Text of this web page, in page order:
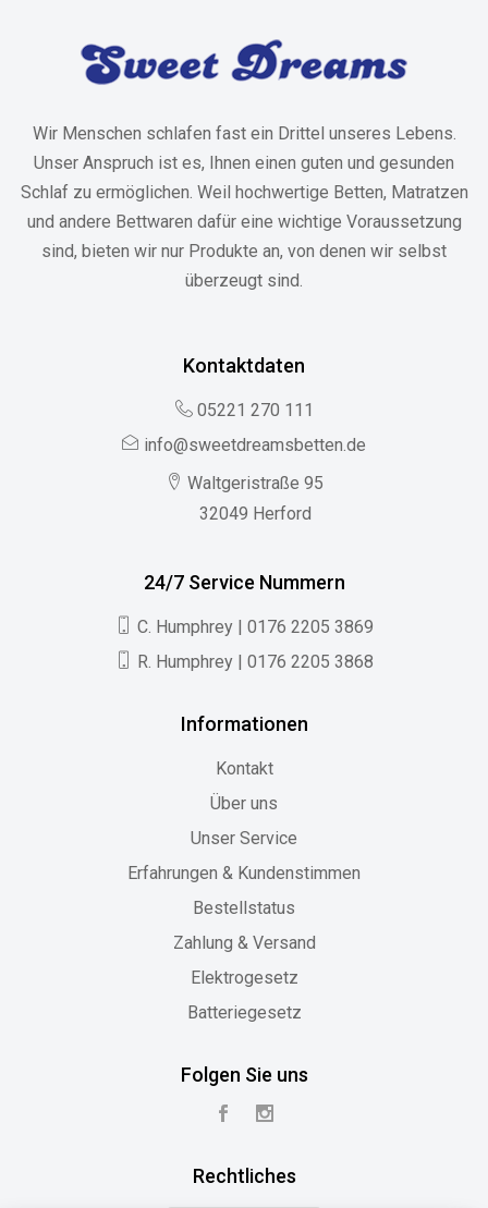
Wir Menschen schlafen fast ein Drittel unseres Lebens.
Unser Anspruch ist es, Ihnen einen guten und gesunden
Schlaf zu ermöglichen. Weil hochwertige Betten, Matratzen
und andere Bettwaren dafür eine wichtige Voraussetzung
sind, bieten wir nur Produkte an, von denen wir selbst
überzeugt sind.
Kontaktdaten
05221 270 111
info@sweetdreamsbetten.de
Waltgeristraße 95
32049 Herford
24/7 Service Nummern
C. Humphrey | 0176 2205 3869
R. Humphrey | 0176 2205 3868
Informationen
Kontakt
Über uns
Unser Service
Erfahrungen & Kundenstimmen
Bestellstatus
Zahlung & Versand
Elektrogesetz
Batteriegesetz
Folgen Sie uns
Rechtliches